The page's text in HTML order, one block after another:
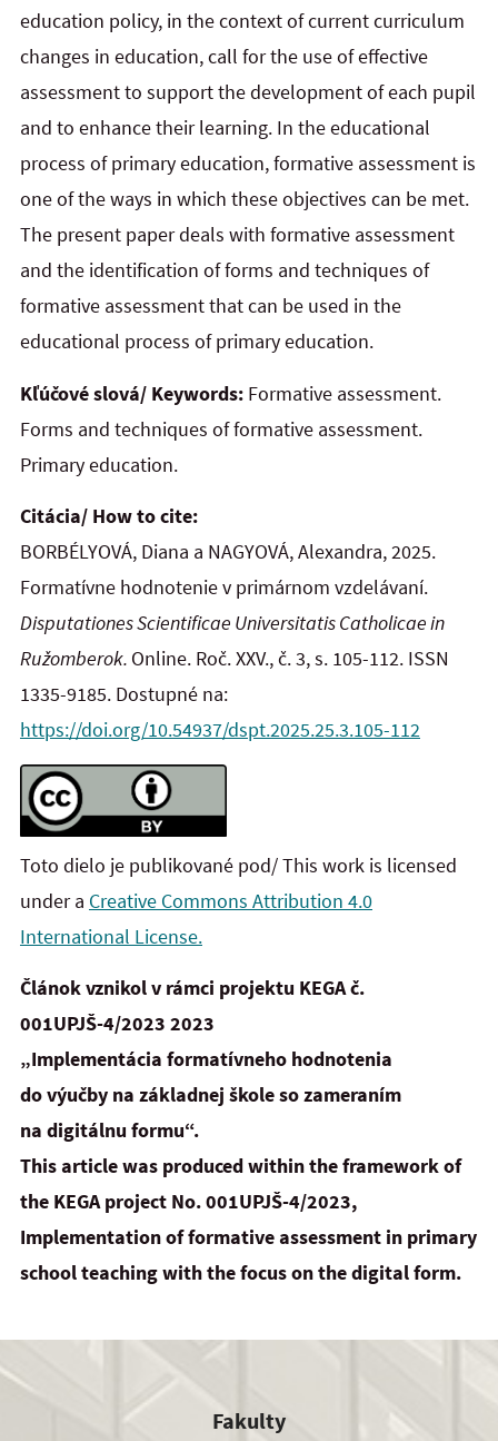
education policy, in the context of current curriculum
changes in education, call for the use of effective
assessment to support the development of each pupil
and to enhance their learning. In the educational
process of primary education, formative assessment is
one of the ways in which these objectives can be met.
The present paper deals with formative assessment
and the identification of forms and techniques of
formative assessment that can be used in the
educational process of primary education.
Kľúčové slová/ Keywords: Formative assessment.
Forms and techniques of formative assessment.
Primary education.
Citácia/ How to cite:
BORBÉLYOVÁ, Diana a NAGYOVÁ, Alexandra, 2025.
Formatívne hodnotenie v primárnom vzdelávaní.
Disputationes Scientificae Universitatis Catholicae in
Ružomberok. Online. Roč. XXV., č. 3, s. 105-112. ISSN
1335-9185. Dostupné na:
https://doi.org/10.54937/dspt.2025.25.3.105-112
Toto dielo je publikované pod/ This work is licensed
under a Creative Commons Attribution 4.0
International License.
Článok vznikol v rámci projektu KEGA č.
001UPJŠ-4/2023 2023
„Implementácia formatívneho hodnotenia
dovýučby na základnej škole so zameraním
na digitálnu formu“.
This article was produced within the framework of
the KEGA project No. 001UPJŠ-4/2023,
Implementation offormative assessment in primary
school teaching with the focus on the digital form.
Fakulty